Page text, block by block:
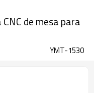
de mesa para
YMT-1530